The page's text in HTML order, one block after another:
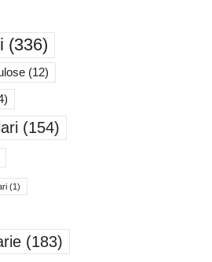
(336)
(12)
(154)
(1)
(183)